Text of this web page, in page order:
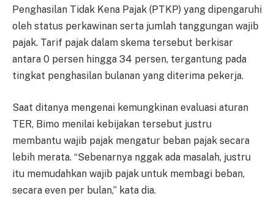
Penghasilan Tidak Kena Pajak (PTKP) yang dipengaruhi
oleh status perkawinan serta jumlah tanggungan wajib
pajak. Tarif pajak dalam skema tersebut berkisar
antara 0 persen hingga 34 persen, tergantung pada
tingkat penghasilan bulanan yang diterima pekerja.
Saat ditanya mengenai kemungkinan evaluasi aturan
TER, Bimo menilai kebijakan tersebut justru
membantu wajib pajak mengatur beban pajak secara
lebih merata. “Sebenarnya nggak ada masalah, justru
itu memudahkan wajib pajak untuk membagi beban,
secara even per bulan,” kata dia.